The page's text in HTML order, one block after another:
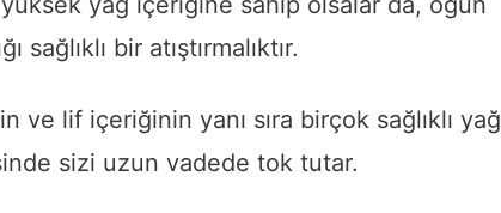
sağlıklı bir atıştırmalıktır.
ve lif içeriğinin yanı sıra birçok sağlıklı yağ
sizi uzun vadede tok tutar.